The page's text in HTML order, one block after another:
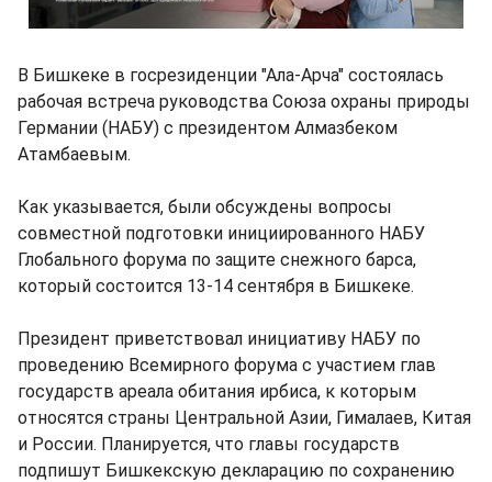
В Бишкеке в госрезиденции "Ала-Арча" состоялась
рабочая встреча руководства Союза охраны природы
Германии (НАБУ) с президентом Алмазбеком
Атамбаевым.
Как указывается, были обсуждены вопросы
совместной подготовки инициированного НАБУ
Глобального форума по защите снежного барса,
который состоится 13-14 сентября в Бишкеке.
Президент приветствовал инициативу НАБУ по
проведению Всемирного форума с участием глав
государств ареала обитания ирбиса, к которым
относятся страны Центральной Азии, Гималаев, Китая
и России. Планируется, что главы государств
подпишут Бишкекскую декларацию по сохранению